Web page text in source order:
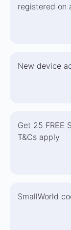
registered on
New device
Get 25 FREE
T&Cs apply
SmallWorld